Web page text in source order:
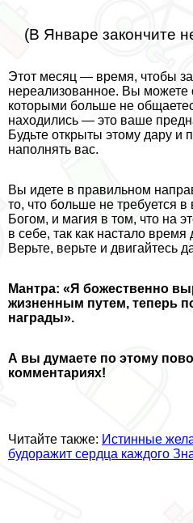
(В Январе закончите
Этот месяц — время, чтобы
нереализованное. Вы можете
которыми больше не
находились — это ваше
Будьте открыты этому дару и
наполнять вас.
Вы идете в правильном
то, что больше не требуется
Богом, и магия в том, что на
в себе, так как настало
Верьте, верьте и двигайтесь
Мантра: «Я божественно
жизненным путем, теперь
награды».
А вы думаете по этому
комментариях!
Читайте также: Истинные
будоражит сердца каждого